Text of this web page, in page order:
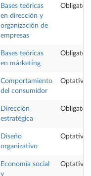
Bases teóricas
en dirección y
organización de
empresas
Bases teóricas
en márketing
Comportamiento
del consumidor
Optativa
Dirección
estratégica
Diseño
organizativo
Optativa
Economía social
y
Optativa